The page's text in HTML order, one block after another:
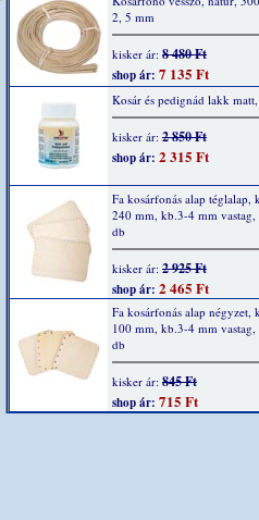
2, 5 mm
kisker ár: 8 480 Ft
shop ár: 7 135 Ft
Kosár és pedignád lakk
kisker ár: 2 850 Ft
shop ár: 2 315 Ft
Fa kosárfonás alap téglalap,
240 mm, kb.3-4 mm vastag,
db
kisker ár: 2 925 Ft
shop ár: 2 465 Ft
Fa kosárfonás alap négyzet,
100 mm, kb.3-4 mm
db
kisker ár: 845 Ft
shop ár: 715 Ft